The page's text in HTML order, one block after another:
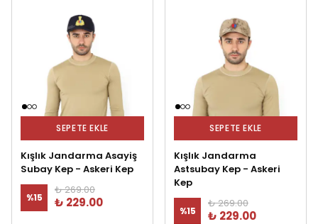
SEPETE EKLE
Kışlık Jandarma Asayiş
Subay Kep - Askeri Kep
%15
₺ 269.00
₺ 229.00
SEPETE EKLE
Kışlık Jandarma
Astsubay Kep - Askeri
Kep
%15
₺ 269.00
₺ 229.00